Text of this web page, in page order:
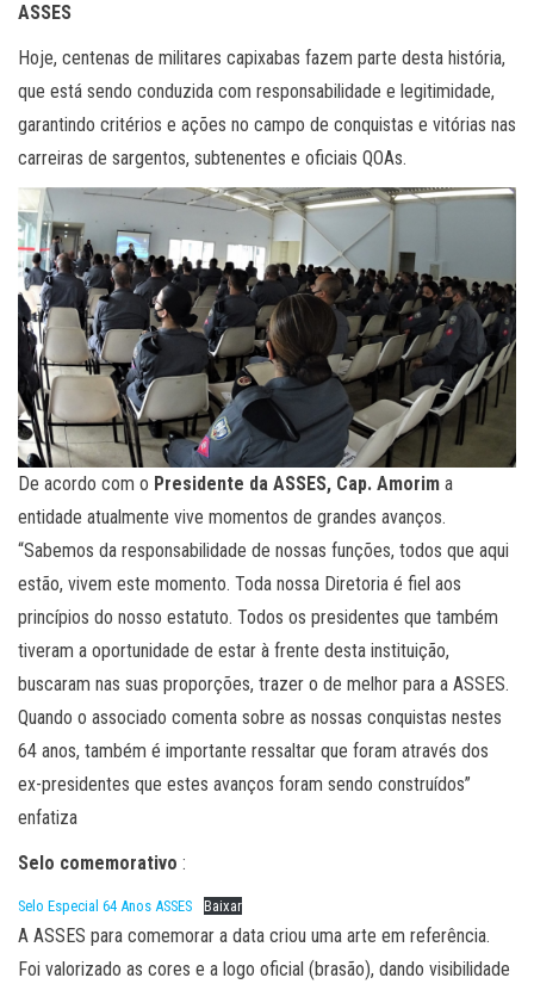
ASSES
Hoje, centenas de militares capixabas fazem parte desta história,
que está sendo conduzida com responsabilidade e legitimidade,
garantindo critérios e ações no campo de conquistas e vitórias nas
carreiras de sargentos, subtenentes e oficiais QOAs.
De acordo com o Presidente da ASSES, Cap. Amorim a
entidade atualmente vive momentos de grandes avanços.
“Sabemos da responsabilidade de nossas funções, todos que aqui
estão, vivem este momento. Toda nossa Diretoria é fiel aos
princípios do nosso estatuto. Todos os presidentes que também
tiveram a oportunidade de estar à frente desta instituição,
buscaram nas suas proporções, trazer o de melhor para a ASSES.
Quando o associado comenta sobre as nossas conquistas nestes
64 anos, também é importante ressaltar que foram através dos
ex-presidentes que estes avanços foram sendo construídos”
enfatiza
Selo comemorativo :
Selo Especial 64 Anos ASSES Baixar
A ASSES para comemorar a data criou uma arte em referência.
Foi valorizado as cores e a logo oficial (brasão), dando visibilidade